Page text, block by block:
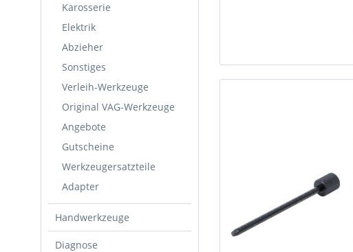
Karosserie
Elektrik
Abzieher
Sonstiges
Verleih-Werkzeuge
Original VAG-Werkzeuge
Angebote
Gutscheine
Werkzeugersatzteile
Adapter
Handwerkzeuge
Diagnose